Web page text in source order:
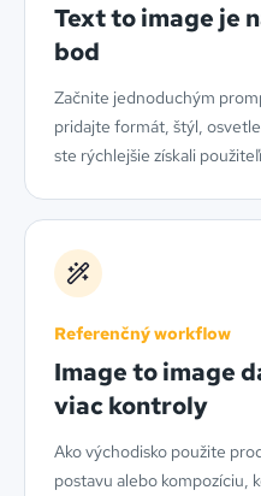
Text to image je
bod
Začnite jednoduchým
pridajte formát, štýl,
ste rýchlejšie získali
Referenčný workflow
Image to image
viac kontroly
Ako východisko použite
postavu alebo kompozíciu,